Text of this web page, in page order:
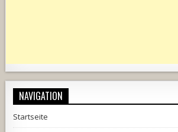
NAVIGATION
Startseite